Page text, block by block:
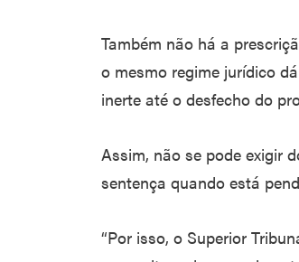
Também não há a
o mesmo regime jurídico
inerte até o desfecho do
Assim, não se pode exigir
sentença quando está
“Por isso, o Superior